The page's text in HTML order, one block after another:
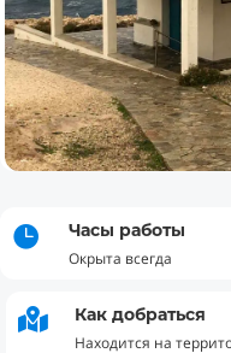
 Часы работы
Окрыта всегда
 Как добраться
Находится на